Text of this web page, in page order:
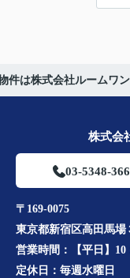
件は株式会社ルームワ
株式会
03-5348-
〒169-0075
東京都新宿区高田馬場
営業時間：
【平日】
定休日： 毎週水曜日